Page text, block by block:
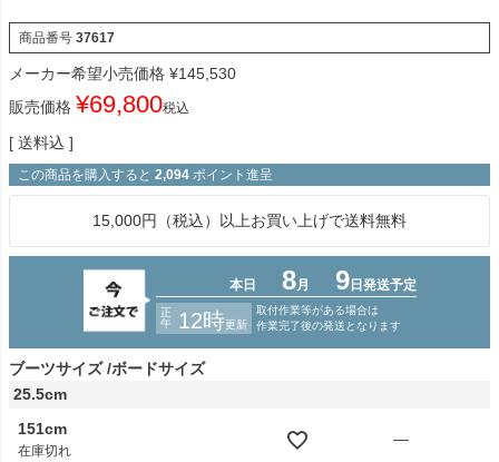
商品番号 37617
メーカー希望小売価格 ¥145,530
販売価格 ¥69,800税込
送料込
この商品を購入すると 2,094 ポイント進呈
15,000円（税込）以上お買い上げで送料無料
ブーツサイズ ボードサイズ
25.5cm
151cm
在庫切れ
—